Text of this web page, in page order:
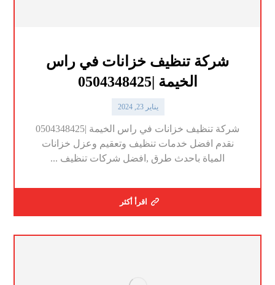
شركة تنظيف خزانات في راس
الخيمة |0504348425
يناير 23, 2024
شركة تنظيف خزانات في راس الخيمة |0504348425
نقدم افضل خدمات تنظيف وتعقيم وعزل خزانات
المياة باحدث طرق ,افضل شركات تنظيف ...
اقرأ أكثر